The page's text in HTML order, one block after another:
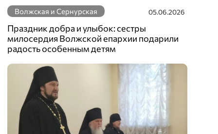
Волжская и Сернурская 05.06.2026
Праздник добра и улыбок: сестры
милосердия Волжской епархии подарили
радость особенным детям